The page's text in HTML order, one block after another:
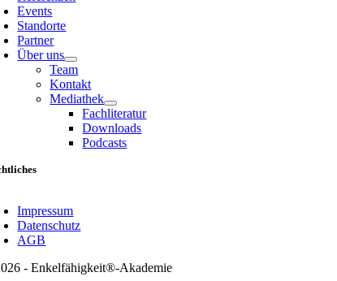
Events
Standorte
Partner
Über uns
Team
Kontakt
Mediathek
Fachliteratur
Downloads
Podcasts
Impressum
Datenschutz
AGB
- Enkelfähigkeit®-Akademie